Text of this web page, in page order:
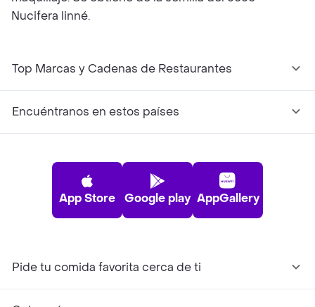
Nucifera linné.
Top Marcas y Cadenas de Restaurantes
Encuéntranos en estos países
App Store Google play AppGallery
Pide tu comida favorita cerca de ti